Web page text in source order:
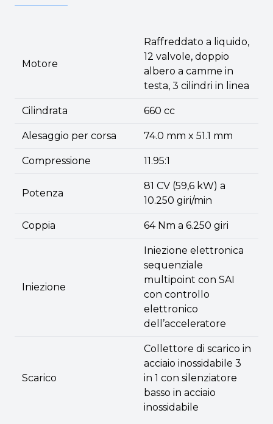
Motore
Raffreddato a liquido,
12 valvole, doppio
albero a camme in
testa, 3 cilindri in linea
Cilindrata 660 cc
Alesaggio per corsa 74.0 mm x 51.1 mm
Compressione 11.95:1
Potenza
81 CV (59,6 kW) a
10.250 giri/min
Coppia 64 Nm a 6.250 giri
Iniezione
Iniezione elettronica
sequenziale
multipoint con SAI
con controllo
elettronico
dell’acceleratore
Scarico
Collettore di scarico in
acciaio inossidabile 3
in 1 con silenziatore
basso in acciaio
inossidabile